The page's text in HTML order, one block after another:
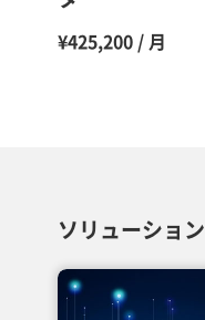
¥425,200 / 月
ソリューション